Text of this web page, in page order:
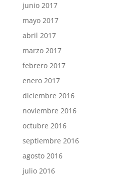
junio 2017
mayo 2017
abril 2017
marzo 2017
febrero 2017
enero 2017
diciembre 2016
noviembre 2016
octubre 2016
septiembre 2016
agosto 2016
julio 2016